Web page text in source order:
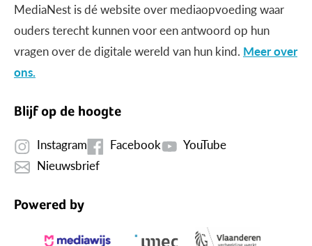
MediaNest is dé website over mediaopvoeding waar
ouders terecht kunnen voor een antwoord op hun
vragen over de digitale wereld van hun kind. Meer over
ons.
Blijf op de hoogte
Instagram Facebook
YouTube
Nieuwsbrief
Powered by